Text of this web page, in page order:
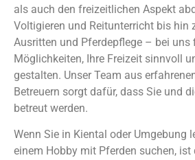
als auch den freizeitlichen Aspekt
Voltigieren und Reitunterricht bis hin
Ausritten und Pferdepflege – bei
Möglichkeiten, Ihre Freizeit sinnvoll
gestalten. Unser Team aus
Betreuern sorgt dafür, dass Sie und
betreut werden.
Wenn Sie in Kiental oder Umgebung
einem Hobby mit Pferden suchen, ist